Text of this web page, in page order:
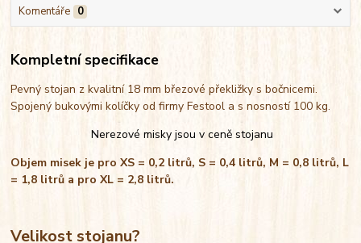
Komentáře 0
Kompletní specifikace
Pevný stojan z kvalitní 18 mm březové překližky s bočnicemi.
Spojený bukovými kolíčky od firmy Festool a s nosností 100 kg.
Nerezové misky jsou v ceně stojanu
Objem misek je pro XS = 0,2 litrů, S = 0,4 litrů, M = 0,8 litrů, L
= 1,8 litrů a pro XL = 2,8 litrů.
Velikost stojanu?